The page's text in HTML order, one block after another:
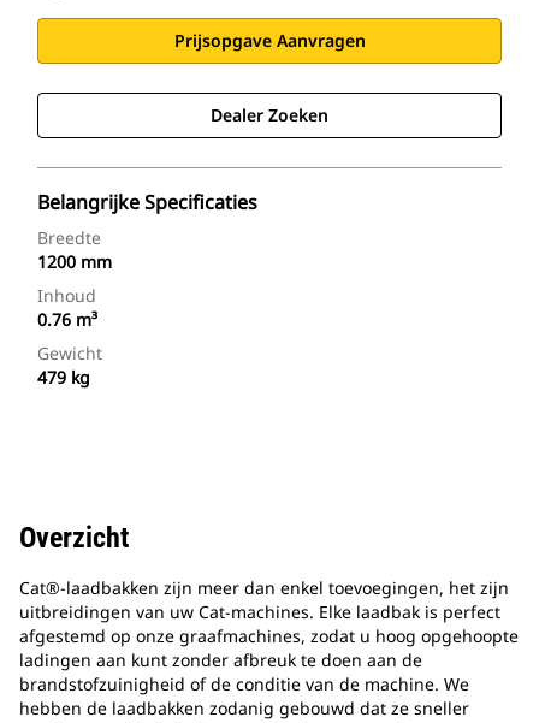
Prijsopgave Aanvragen
Dealer Zoeken
Belangrijke Specificaties
Breedte
1200 mm
Inhoud
0.76 m³
Gewicht
479 kg
Overzicht
Cat®-laadbakken zijn meer dan enkel toevoegingen, het zijn
uitbreidingen van uw Cat-machines. Elke laadbak is perfect
afgestemd op onze graafmachines, zodat u hoog opgehoopte
ladingen aan kunt zonder afbreuk te doen aan de
brandstofzuinigheid of de conditie van de machine. We
hebben de laadbakken zodanig gebouwd dat ze sneller